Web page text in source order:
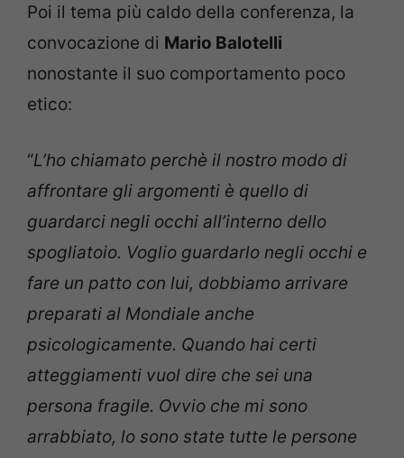
Poi il tema più caldo della conferenza, la
convocazione di Mario Balotelli
nonostante il suo comportamento poco
etico:
“L’ho chiamato perchè il nostro modo di
affrontare gli argomenti è quello di
guardarci negli occhi all’interno dello
spogliatoio. Voglio guardarlo negli occhi e
fare un patto con lui, dobbiamo arrivare
preparati al Mondiale anche
psicologicamente. Quando hai certi
atteggiamenti vuol dire che sei una
persona fragile. Ovvio che mi sono
arrabbiato, lo sono state tutte le persone